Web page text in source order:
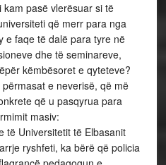
pasë vlerësuar si të
që merr para nga
e faqe të dalë para tyre në
dhe të seminareve,
këmbësoret e qyteteve?
e neverisë, që më
që u pasqyrua para
masiv:
të Universitetit të Elbasanit
ryshfeti, ka bërë që policia